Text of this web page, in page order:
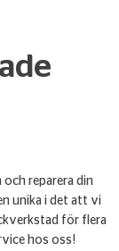
reparera din
unika i det att vi
för flera
hos oss!